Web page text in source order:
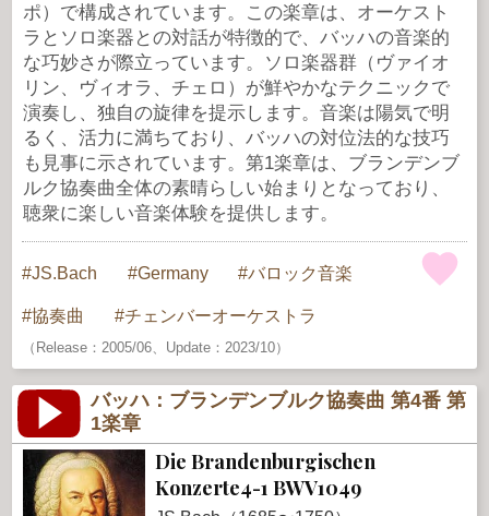
ポ）で構成されています。この楽章は、オーケスト
ラとソロ楽器との対話が特徴的で、バッハの音楽的
な巧妙さが際立っています。ソロ楽器群（ヴァイオ
リン、ヴィオラ、チェロ）が鮮やかなテクニックで
演奏し、独自の旋律を提示します。音楽は陽気で明
るく、活力に満ちており、バッハの対位法的な技巧
も見事に示されています。第1楽章は、ブランデンブ
ルク協奏曲全体の素晴らしい始まりとなっており、
聴衆に楽しい音楽体験を提供します。
JS.Bach Germany バロック音楽
協奏曲 チェンバーオーケストラ
（Release：2005/06、Update：2023/10）
バッハ：ブランデンブルク協奏曲 第4番 第
1楽章
Die Brandenburgischen
Konzerte4-1 BWV1049